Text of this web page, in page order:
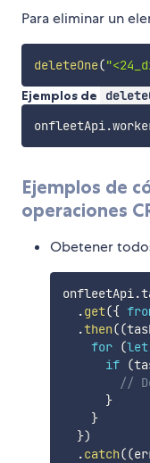
Para eliminar un
deleteOne(
Ejemplos de
onfleetApi.
Ejemplos de
operaciones
Obetener
onfleetApi .
.get({
.then((
for (let
if (
//
}
}
})
.catch((